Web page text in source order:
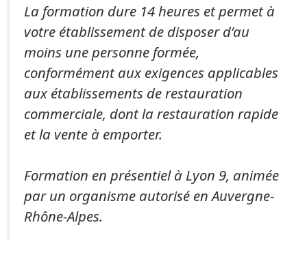
La formation dure 14 heures et permet à
votre établissement de disposer d’au
moins une personne formée,
conformément aux exigences applicables
aux établissements de restauration
commerciale, dont la restauration rapide
et la vente à emporter.
Formation en présentiel à Lyon 9, animée
par un organisme autorisé en Auvergne-
Rhône-Alpes.